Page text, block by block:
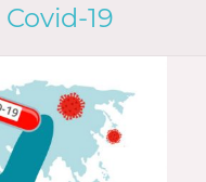
Covid-19